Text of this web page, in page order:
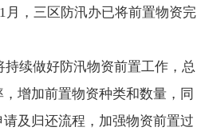
月，三区防汛办已将前置物资完
续做好防汛物资前置工作，总
增加前置物资种类和数量，同
及归还流程，加强物资前置过